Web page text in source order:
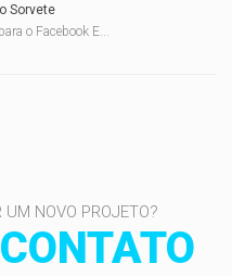
Sorvete
o Facebook E...
UM NOVO PROJETO?
CONTATO